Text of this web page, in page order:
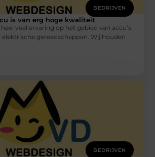
BEDRIJVEN
is van erg hoge kwaliteit
veel ervaring op het gebied van accu’s
elektrische gereedschappen. Wij houden
BEDRIJVEN